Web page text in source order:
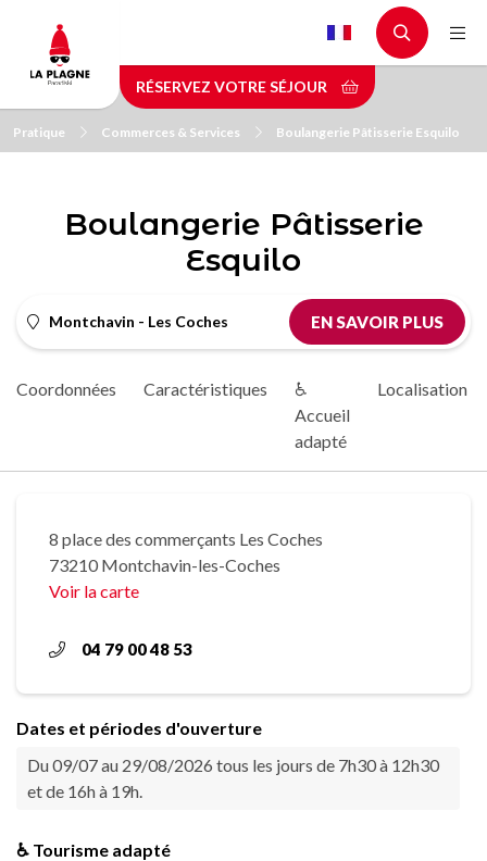
contenu
principal
RÉSERVEZ VOTRE SÉJOUR
Pratique Commerces & Services Boulangerie Pâtisserie Esquilo
Boulangerie Pâtisserie
Esquilo
Montchavin - Les Coches EN SAVOIR PLUS
Coordonnées Caractéristiques
♿
Accueil
adapté
Localisation
8 place des commerçants Les Coches
73210 Montchavin-les-Coches
Voir la carte
04 79 00 48 53
Dates et périodes d'ouverture
Du 09/07 au 29/08/2026 tous les jours de 7h30 à 12h30
et de 16h à 19h.
♿ Tourisme adapté